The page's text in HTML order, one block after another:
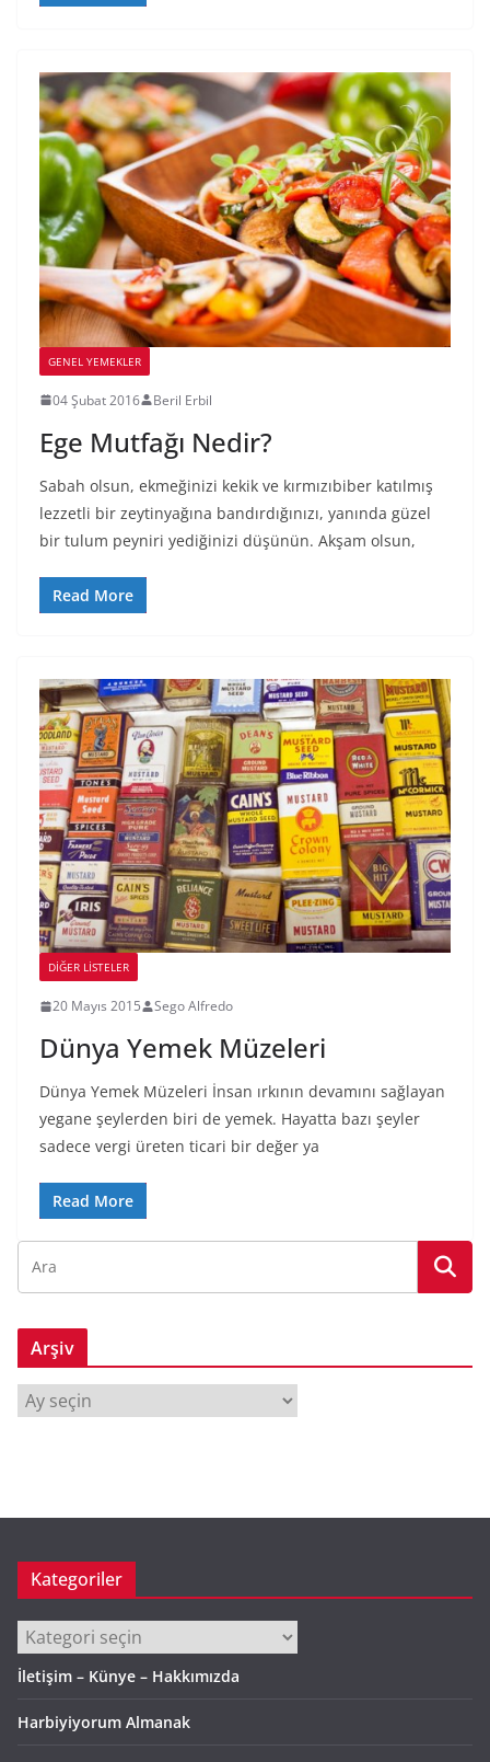
GENEL YEMEKLER
04 Şubat 2016 Beril Erbil
Ege Mutfağı Nedir?
Sabah olsun, ekmeğinizi kekik ve kırmızıbiber katılmış
lezzetli bir zeytinyağına bandırdığınızı, yanında güzel
bir tulum peyniri yediğinizi düşünün. Akşam olsun,
Read More
DIĞER LISTELER
20 Mayıs 2015 Sego Alfredo
Dünya Yemek Müzeleri
Dünya Yemek Müzeleri İnsan ırkının devamını sağlayan
yegane şeylerden biri de yemek. Hayatta bazı şeyler
sadece vergi üreten ticari bir değer ya
Read More
Arşiv
Kategoriler
Kategoriler
İletişim – Künye – Hakkımızda
Harbiyiyorum Almanak